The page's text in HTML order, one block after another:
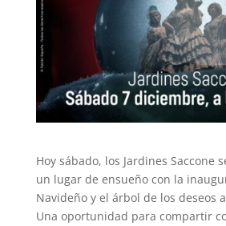
Hoy sábado, los Jardines Saccone
un lugar de ensueño con la
Navideño y el árbol de los deseos
Una oportunidad para compartir